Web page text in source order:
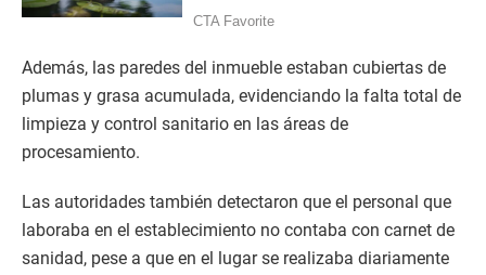
Además, las paredes del inmueble estaban cubiertas de
plumas y grasa acumulada, evidenciando la falta total de
limpieza y control sanitario en las áreas de
procesamiento.
Las autoridades también detectaron que el personal que
laboraba en el establecimiento no contaba con carnet de
sanidad, pese a que en el lugar se realizaba diariamente